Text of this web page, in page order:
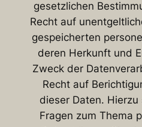
gesetzlichen
Recht auf
gespeicherten
deren Herkunft und
Zweck der
Recht auf
dieser Daten.
Fragen zum Thema